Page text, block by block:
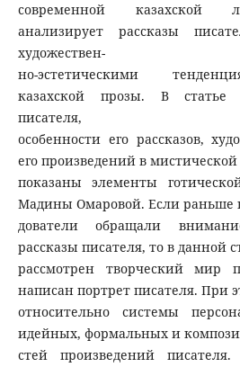
современной казахской
анализирует рассказы
художествен-
но-эстетическими
казахской прозы. В статье
писателя,
особенности его рассказов,
его произведений в
показаны элементы
Мадины Омаровой. Если раньше
дователи обращали
рассказы писателя, то в данной
рассмотрен творческий мир
написан портрет писателя. При
относительно системы
идейных, формальных и
стей произведений